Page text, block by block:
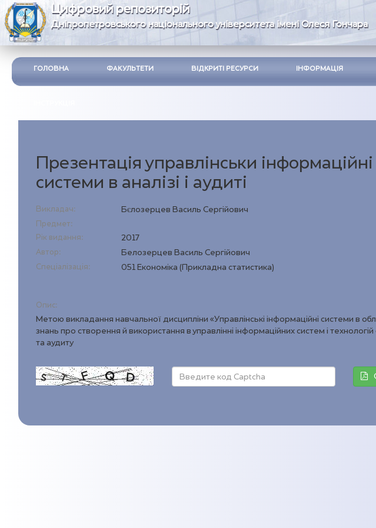
Цифровий репозиторій
Дніпропетровського національного університета імені Олеся Гончара
ГОЛОВНА ФАКУЛЬТЕТИ ВІДКРИТІ РЕСУРСИ ІНФОРМАЦІЯ
Презентація управлінськи інформаційні
системи в аналізі і аудиті
Викладач: Бєлозерцев Василь Сергійович
Предмет:
Рік видання:
2017
Автор: Белозерцев Василь Сергійович
Спеціалізація: 051 Економіка (Прикладна статистика)
Опис:
Метою викладання навчальної дисципліни «Управлінські інформаційні системи в
знань про створення й використання в управлінні інформаційних систем і
та аудиту